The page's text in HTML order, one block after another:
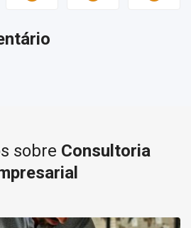
sobre Consultoria